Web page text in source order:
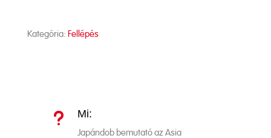
Kategória: Fellépés
u Mi:
Japándob bemutató az Asia